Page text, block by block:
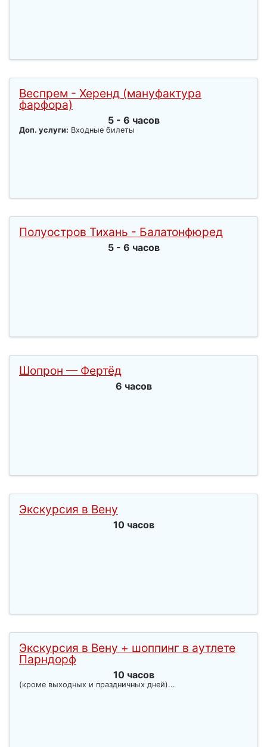
Веспрем - Херенд (мануфактура
фарфора)
5 - 6 часов
Доп. услуги: Входные билеты
Полуостров Тихань - Балатонфюред
5 - 6 часов
Шопрон — Фертёд
6 часов
Экскурсия в Вену
10 часов
Экскурсия в Вену + шоппинг в аутлете
Парндорф
10 часов
(кроме выходных и праздничных дней)...